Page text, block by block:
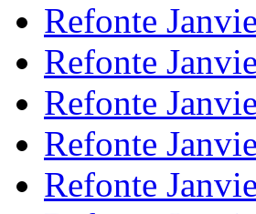
Refonte
Refonte
Refonte
Refonte
Refonte